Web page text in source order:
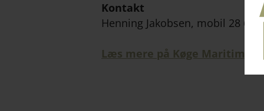
Kontakt
Henning Jakobsen, mobil 28 60
Læs mere på Køge Maritime